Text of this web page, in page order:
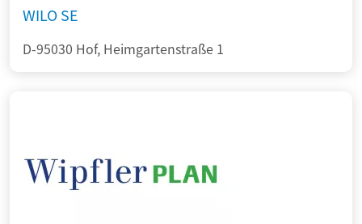
WILO SE
D-95030 Hof, Heimgartenstraße 1